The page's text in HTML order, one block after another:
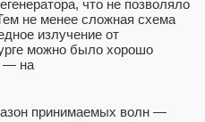
принимаемых волн —